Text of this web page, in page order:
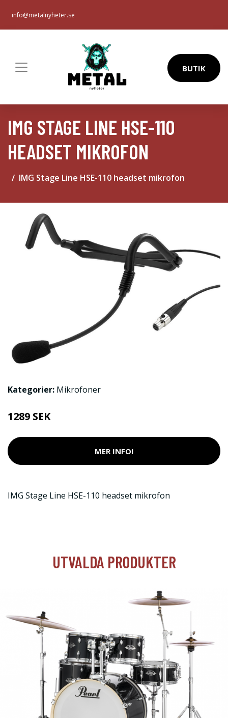
info@metalnyheter.se
BUTIK
IMG STAGE LINE HSE-110
HEADSET MIKROFON
IMG Stage Line HSE-110 headset mikrofon
Kategorier: Mikrofoner
1289 SEK
MER INFO!
IMG Stage Line HSE-110 headset mikrofon
UTVALDA PRODUKTER